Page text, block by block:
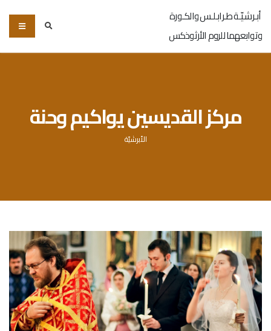
أبـرشـيّـة طـرابـلـس والكـورة
وتوابعهما للروم الأرثوذكس
مركز القديسين يواكيم وحنة
الأبرشيّة